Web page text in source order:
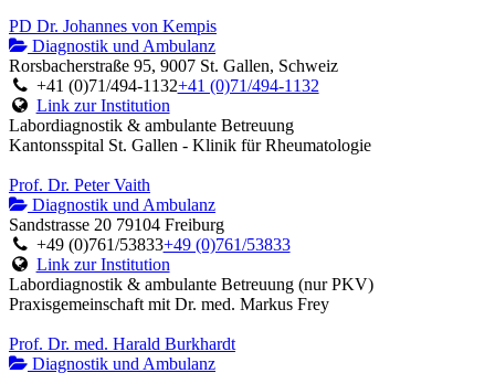
PD Dr. Johannes von Kempis
Diagnostik und Ambulanz
Rorsbacherstraße 95, 9007 St. Gallen, Schweiz
+41 (0)71/494-1132+41 (0)71/494-1132
Link zur Institution
Labordiagnostik & ambulante Betreuung
Kantonsspital St. Gallen - Klinik für Rheumatologie
Prof. Dr. Peter Vaith
Diagnostik und Ambulanz
Sandstrasse 20 79104 Freiburg
+49 (0)761/53833+49 (0)761/53833
Link zur Institution
Labordiagnostik & ambulante Betreuung (nur PKV)
Praxisgemeinschaft mit Dr. med. Markus Frey
Prof. Dr. med. Harald Burkhardt
Diagnostik und Ambulanz